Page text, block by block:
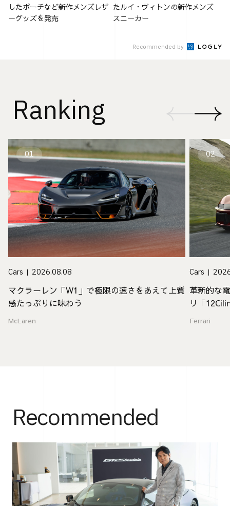
したポーチなど新作メンズレザ
ーグッズを発売
たルイ・ヴィトンの新作メンズ
スニーカー
Recommended by
Ranking
01
Cars 2026.08.08
マクラーレン「W1」で極限の速さをあえて上質
感たっぷりに味わう
McLaren
02
Cars
革新的な
リ「
Ferrari
Recommended